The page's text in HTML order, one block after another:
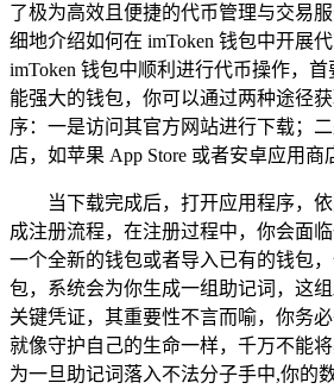
了极为高效且便捷的代币管理与交易
细地介绍如何在 imToken 钱包中开展
imToken 钱包中顺利进行代币操作，
能强大的钱包，你可以通过两种途径
序：一是访问其官方网站进行下载；
店，如苹果 App Store 或者安卓应用商
当下载完成后，打开应用程序，
成注册流程，在注册过程中，你会面
一个全新的钱包或者导入已有的钱包
包，系统会为你生成一组助记词，这
关键凭证，其重要性不言而喻，你务
就像守护自己的生命一样，千万不能
为一旦助记词落入不法分子手中,你的